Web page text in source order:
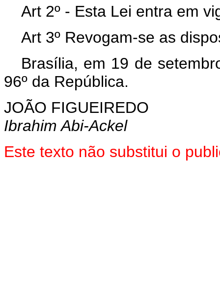
Art 2º - Esta Lei entra em
Art 3º Revogam-se as
Brasília, em 19 de
96º da República.
JOÃO FIGUEIREDO
Ibrahim Abi-Ackel
Este texto não substitui o